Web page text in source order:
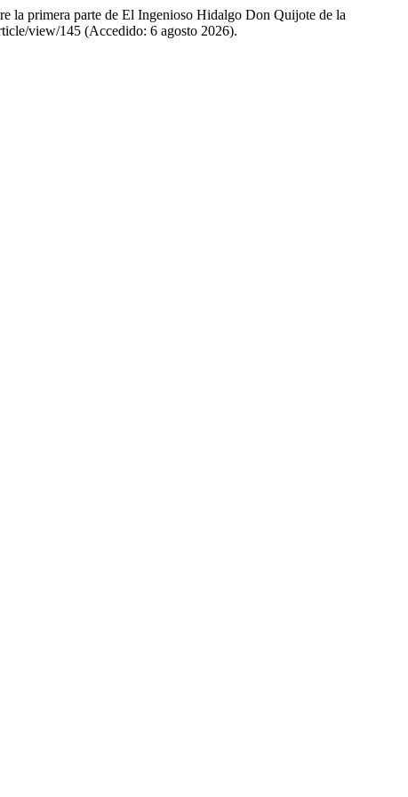
la primera parte de El Ingenioso Hidalgo Don Quijote de la
view/145 (Accedido: 6 agosto 2026).